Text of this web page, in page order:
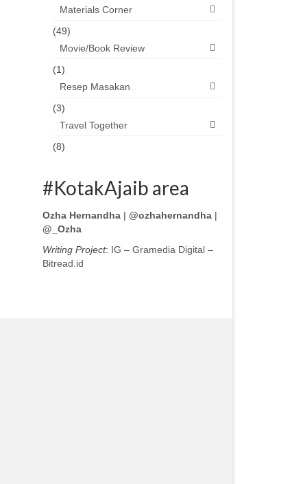
Materials Corner
(49)
Movie/Book Review
(1)
Resep Masakan
(3)
Travel Together
(8)
#KotakAjaib area
Ozha Hernandha| @ozhahernandha|
@_Ozha
Writing Project: IG – Gramedia Digital–
Bitread.id